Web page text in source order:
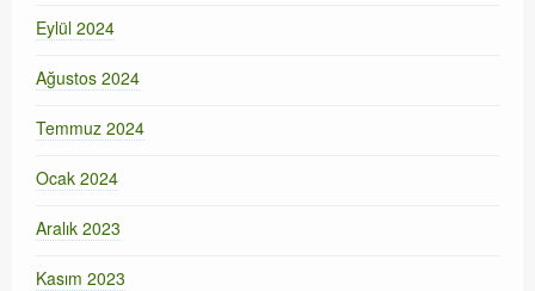
Eylül 2024
Ağustos 2024
Temmuz 2024
Ocak 2024
Aralık 2023
Kasım 2023